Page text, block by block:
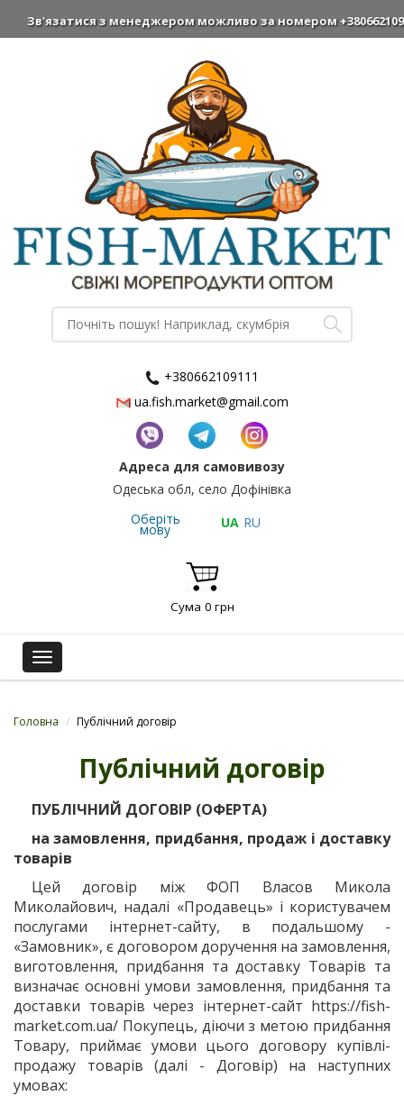
Зв'язатися з менеджером можливо за номером +380662109111
+380662109111
ua.fish.market@gmail.com
Адреса для самовивозу
Одеська обл, село Дофінівка
Оберіть
мову UA RU
Сума 0 грн
Toggle
navigation
Головна / Публічний договір
Публічний договір
ПУБЛІЧНИЙ ДОГОВІР (ОФЕРТА)
на замовлення, придбання, продаж і доставку
товарів
Цей договір міжФОП Власов Микола
Миколайович, надалі «Продавець» і користувачем
послугами інтернет-сайту, в подальшому -
«Замовник», є договором доручення на замовлення,
виготовлення, придбання та доставку Товарів та
визначає основні умови замовлення, придбання та
доставки товарів через інтернет-сайт https://fish-
market.com.ua/ Покупець, діючи з метою придбання
Товару, приймає умови цього договору купівлі-
продажу товарів (далі - Договір) на наступних
умовах: